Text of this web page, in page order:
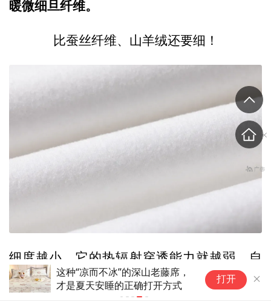
暖微细旦纤维。
比蚕丝纤维、山羊绒还要细！
细度越小，它的热辐射穿透能力就越弱，自
然，其内里热量流失的就越慢。 打开